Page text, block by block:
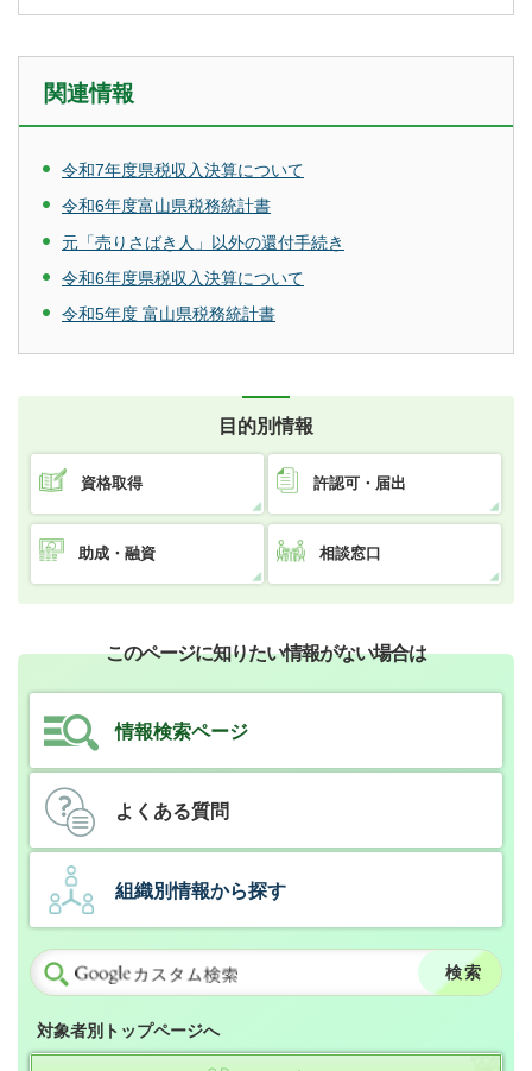
関連情報
令和7年度県税収入決算について
令和6年度富山県税務統計書
元「売りさばき人」以外の還付手続き
令和6年度県税収入決算について
令和5年度 富山県税務統計書
目的別情報
資格取得 許認可・届出
助成・融資 相談窓口
このページに知りたい情報がない場合は
情報検索ページ
よくある質問
組織別情報から探す
対象者別トップページへ